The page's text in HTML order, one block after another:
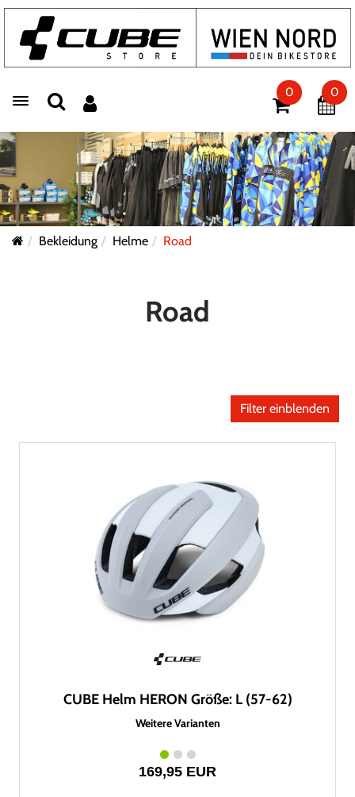
Toggle navigation
0 0
Bekleidung Helme Road
Road
Filter einblenden
CUBE Helm HERON Größe: L (57-62)
Weitere Varianten
169,95 EUR